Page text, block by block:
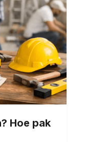
Hoe pak